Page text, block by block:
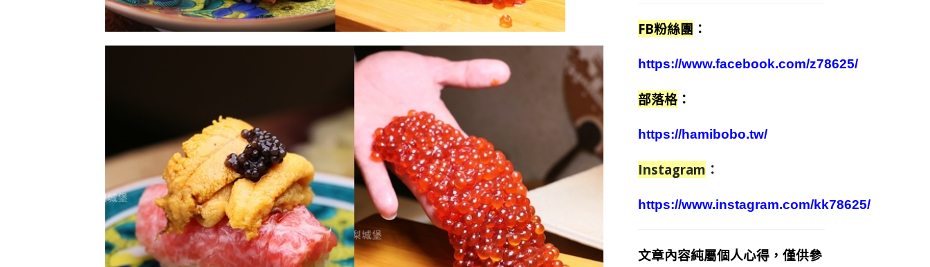
FB粉絲團 ：
https://www.facebook.com/z78625/
部落格 ：
https://hamibobo.tw/
Instagram ：
https://www.instagram.com/kk78625/
文章內容純屬個人心得，僅供參